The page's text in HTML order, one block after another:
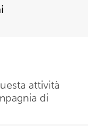
attività
di